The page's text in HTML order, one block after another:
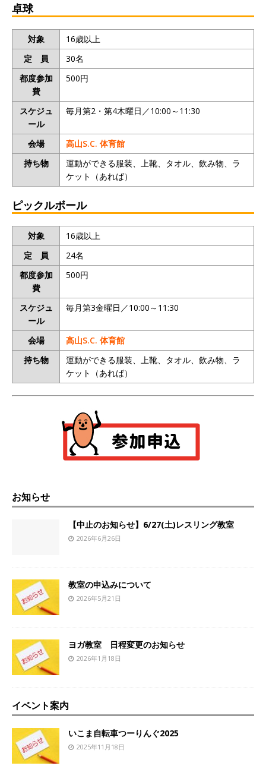
卓球
対象
16歳以上
定 員
30名
都度参加
費
500円
スケジュ
ール
毎月第2・第4木曜日／10:00～11:30
会場
高山S.C. 体育館
持ち物
運動ができる服装、上靴、タオル、飲み物、ラ
ケット（あれば）
ピックルボール
対象
16歳以上
定 員
24名
都度参加
費
500円
スケジュ
ール
毎月第3金曜日／10:00～11:30
会場
高山S.C. 体育館
持ち物
運動ができる服装、上靴、タオル、飲み物、ラ
ケット（あれば）
お知らせ
【中止のお知らせ】6/27(土)レスリング教室
2026年6月26日
教室の申込みについて
2026年5月21日
ヨガ教室 日程変更のお知らせ
2026年1月18日
イベント案内
いこま自転車つーりんぐ2025
2025年11月18日